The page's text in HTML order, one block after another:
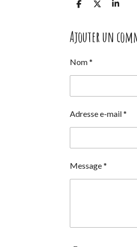
P
t
a
r
P
t
a
P
t
a
Ajouter un
Nom *
Adresse e-mail *
Message *